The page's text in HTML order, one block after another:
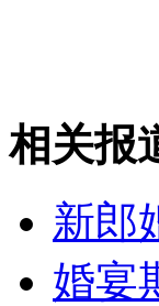
山西运城恶
相关报
新郎
婚宴